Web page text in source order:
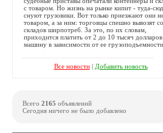
с товаром. Но жизнь на рынке кипит - туда-
снуют грузовики. Вот только приезжают они
товаром, а за ним: торговцы спешно вывозят со
складов ширпотреб. За это, по их словам,
приходится платить от 2 до 10 тысяч долларов
машину в зависимости от ее грузоподъемности.
Все новости| Добавить новость
Всего 2165 объявлений
Сегодня ничего не было добавлено